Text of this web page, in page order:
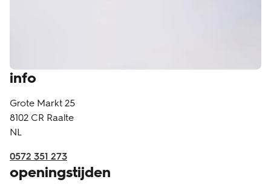
info
Grote Markt 25
8102 CR Raalte
NL
0572 351 273
openingstijden